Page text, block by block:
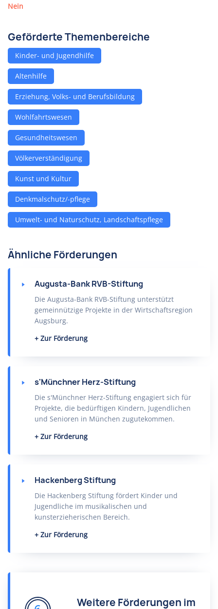
Nein
Geförderte Themenbereiche
Kinder- und Jugendhilfe
Altenhilfe
Erziehung, Volks- und Berufsbildung
Wohlfahrtswesen
Gesundheitswesen
Völkerverständigung
Kunst und Kultur
Denkmalschutz/-pflege
Umwelt- und Naturschutz, Landschaftspflege
Ähnliche Förderungen
Augusta-Bank RVB-Stiftung
Die Augusta-Bank RVB-Stiftung unterstützt
gemeinnützige Projekte in der Wirtschaftsregion
Augsburg.
Zur Förderung
s'Münchner Herz-Stiftung
Die s'Münchner Herz-Stiftung engagiert sich für
Projekte, die bedürftigen Kindern, Jugendlichen
und Senioren in München zugutekommen.
Zur Förderung
Hackenberg Stiftung
Die Hackenberg Stiftung fördert Kinder und
Jugendliche im musikalischen und
kunsterzieherischen Bereich.
Zur Förderung
Weitere Förderungen im